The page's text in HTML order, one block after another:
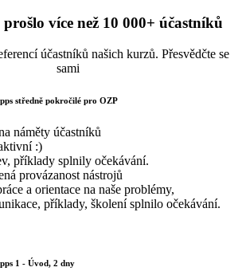
více než 10 000+ účastníků
účastníků našich kurzů. Přesvědčte se
sami
středně pokročilé pro OZP
náměty účastníků
:)
příklady splnily očekávání.
provázanost nástrojů
a orientace na naše problémy,
příklady, školení splnilo očekávání.
1 - Úvod, 2 dny